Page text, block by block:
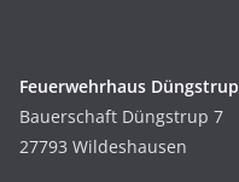
Feuerwehrhaus Düngstrup
Bauerschaft Düngstrup 7
27793 Wildeshausen